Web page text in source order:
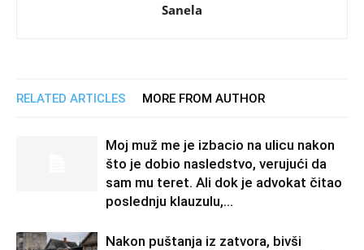
Sanela
RELATED ARTICLES MORE FROM AUTHOR
Moj muž me je izbacio na ulicu nakon
što je dobio nasledstvo, verujući da
sam mu teret. Ali dok je advokat čitao
poslednju klauzulu,...
Nakon puštanja iz zatvora, bivši